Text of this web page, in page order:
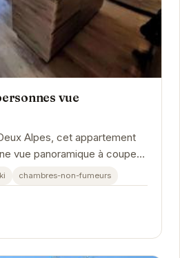
vue
Alpes, cet appartement
vue panoramique à couper
jusqu'à 8 personnes,...
chambres-non-fumeurs